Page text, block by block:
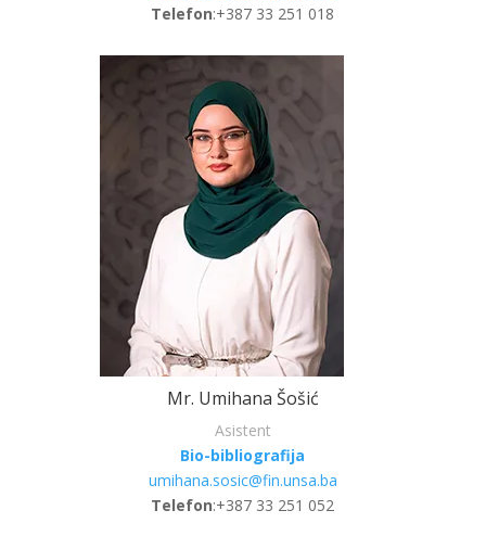
Telefon:+387 33 251 018
Mr. Umihana Šošić
Asistent
Bio-bibliografija
umihana.sosic@fin.unsa.ba
Telefon:+387 33 251 052